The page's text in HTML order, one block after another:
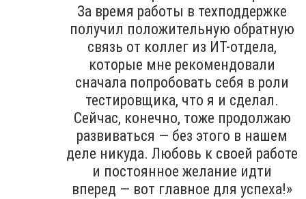
За время работы в техподдержке
получил положительную обратную
связь от коллег из ИТ-отдела,
которые мне рекомендовали
сначала попробовать себя в роли
тестировщика, что я и сделал.
Сейчас, конечно, тоже продолжаю
развиваться — без этого в нашем
деле никуда. Любовь к своей работе
и постоянное желание идти
вперед — вот главное для успеха!»